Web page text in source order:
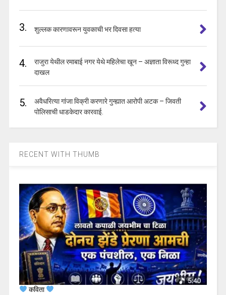
3. शुल्लक कारणावरून युवकाची भर दिवसा हत्या
4.
राजुरा येथील रमाबाई नगर येथे महिलेचा खून – अज्ञाता विरूध्द गुन्हा
दाखल
5.
अवैधरित्या गांजा विक्री करणारे गुन्ह्यात आरोपी अटक – जिवती
पोलिसाची धाडकेदार कारवाई.
RECENT WITH THUMB
कविता